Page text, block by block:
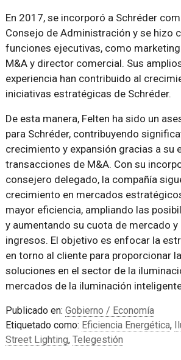
En 2017, se incorporó a Schréder
Consejo de Administración y se hizo
funciones ejecutivas, como
M&A y director comercial. Sus
experiencia han contribuido al
iniciativas estratégicas de Schréder.
De esta manera, Felten ha sido un
para Schréder, contribuyendo
crecimiento y expansión gracias a su
transacciones de M&A. Con su
consejero delegado, la compañía
crecimiento en mercados
mayor eficiencia, ampliando las
y aumentando su cuota de mercado
ingresos. El objetivo es enfocar la
en torno al cliente para proporcionar
soluciones en el sector de la
mercados de la iluminación
Publicado en: Gobierno / Economía
Etiquetado como: Eficiencia Energética,
Street Lighting, Telegestión